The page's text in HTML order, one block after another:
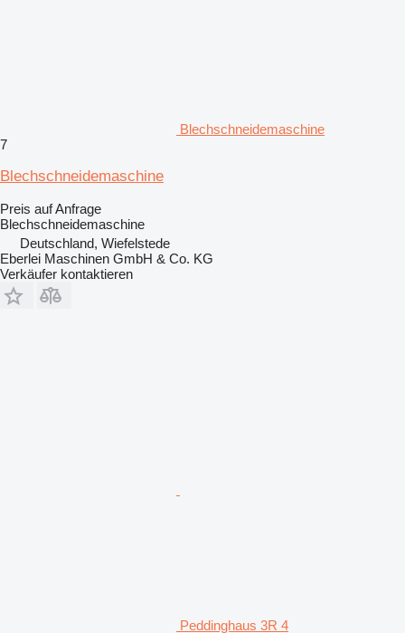
Blechschneidemaschine
7
Blechschneidemaschine
Preis auf Anfrage
Blechschneidemaschine
Deutschland, Wiefelstede
Eberlei Maschinen GmbH & Co. KG
Verkäufer kontaktieren
Peddinghaus 3R 4